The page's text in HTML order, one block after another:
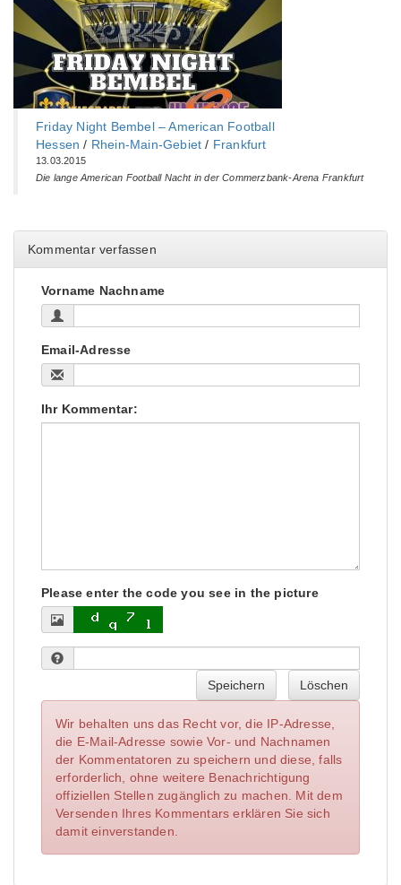
Friday Night Bembel – American Football
Hessen / Rhein-Main-Gebiet / Frankfurt
13.03.2015
Die lange American Football Nacht in der Commerzbank-Arena Frankfurt
Kommentar verfassen
Vorname Nachname
Email-Adresse
Ihr Kommentar:
Please enter the code you see in the picture
Speichern Löschen
Wir behalten uns das Recht vor, die IP-Adresse,
die E-Mail-Adresse sowie Vor- und Nachnamen
der Kommentatoren zu speichern und diese, falls
erforderlich, ohne weitere Benachrichtigung
offiziellen Stellen zugänglich zu machen. Mit dem
Versenden Ihres Kommentars erklären Sie sich
damit einverstanden.